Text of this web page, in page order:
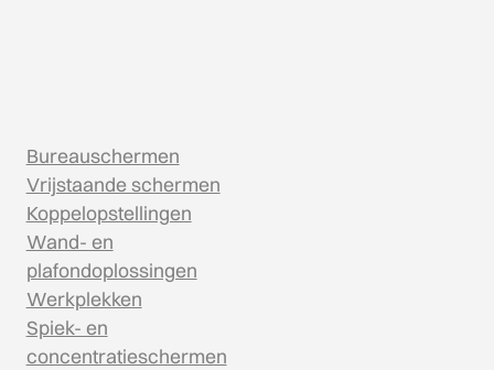
Bureauschermen
Vrijstaande schermen
Koppelopstellingen
Wand- en
plafondoplossingen
Werkplekken
Spiek- en
concentratieschermen